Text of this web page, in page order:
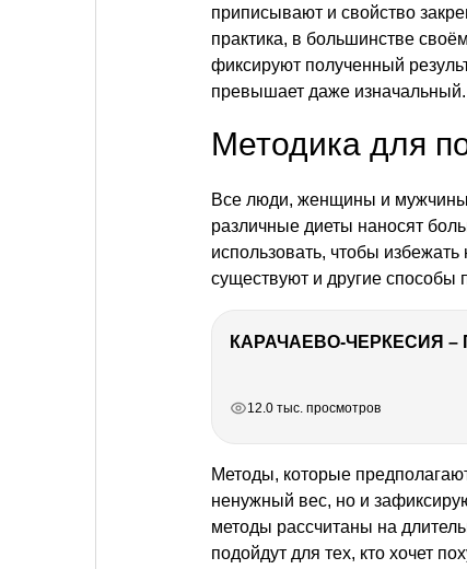
приписывают и свойство
практика, в большинстве
фиксируют полученный
превышает даже изначальный.
Методика для
Все люди, женщины и
различные диеты наносят
использовать, чтобы
существуют и другие способы
КАРАЧАЕВО-ЧЕРКЕСИЯ –
12.0 тыс. просмотров
Методы, которые
ненужный вес, но и
методы рассчитаны на
подойдут для тех, кто хочет